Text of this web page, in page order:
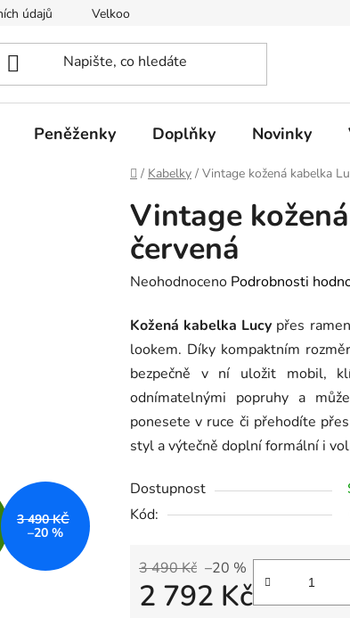
údajů Velkoobchod
Peněženky Doplňky Novinky
Domů
/ Kabelky / Vintage kožená kabelka
Vintage
červená
Průměrné
produktu
je
0,0
z
5
hvězdiček.
Neohodnoceno Podrobnosti
Kožená kabelka Lucy přes
lookem. Díky kompaktním
bezpečně v ní uložit mobil,
odnímatelnými popruhy a
ponesete v ruce či přehodíte
styl a výtečně doplní formální i
Dostupnost
Kód:
3 490 Kč –20 %
2 792 Kč
3 490 KČ
–20 %